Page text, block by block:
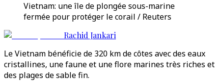
Vietnam: une île de plongée sous-marine
fermée pour protéger le corail / Reuters
Rachid Jankari
Le Vietnam bénéficie de 320 km de côtes avec des eaux
cristallines, une faune et une flore marines très riches et
des plages de sable fin.